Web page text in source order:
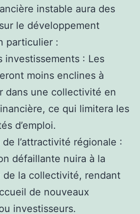
instable aura des
le développement
particulier :
investissements : Les
moins enclines à
dans une collectivité en
ce qui limitera les
d’emploi.
l’attractivité régionale :
défaillante nuira à la
de la collectivité, rendant
de nouveaux
investisseurs.